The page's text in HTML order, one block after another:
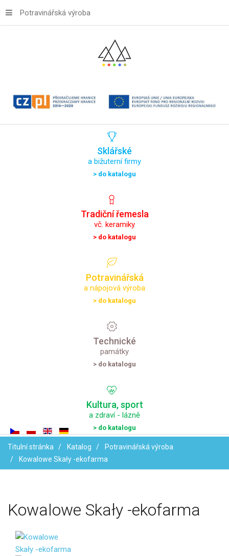
Potravinářská výroba
Sklářské
a bižuterní firmy
> do katalogu
Tradiční řemesla
vč. keramiky
> do katalogu
Potravinářská
a nápojová výroba
> do katalogu
Technické
památky
> do katalogu
Kultura, sport
a zdraví - lázně
> do katalogu
Titulní stránka Katalog
Potravinářská výroba
Kowalowe Skały -ekofarma
Kowalowe Skały -ekofarma